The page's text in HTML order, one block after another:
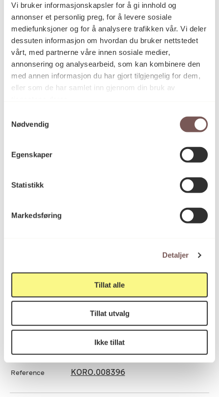
Vi bruker informasjonskapsler for å gi innhold og
annonser et personlig preg, for å levere sosiale
mediefunksjoner og for å analysere trafikken vår. Vi deler
dessuten informasjon om hvordan du bruker nettstedet
vårt, med partnerne våre innen sosiale medier,
annonsering og analysearbeid, som kan kombinere den
med annen informasjon du har gjort tilgjengelig for dem,
eller som de har samlet inn gjennom din bruk av
Nødvendig
Egenskaper
Statistikk
Markedsføring
Detaljer
Tillat alle
Tillat utvalg
Ikke tillat
Oversettelse: Ethan Rafal
Papir: Fedrigoni Tatami 115g, Munken Lynx 120g.
Trykkeri: DZA Druckerei zu Altenburg GmbH
Forlag: Multipress
Detaljer
Datering
Opplag: 300stk.
Høyde: 26.5cm
Bredde: 19.5cm
Antall sider: 101
Reference KORO.008396